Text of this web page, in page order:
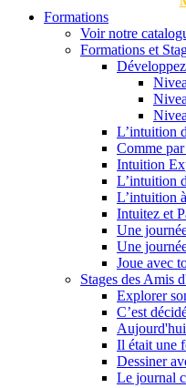
Formations
Voir notre
Formations et
L’intuition
Comme
Intuition
L’intuition
L’intuition
Intuitez et
Une
Une
Joue avec
Stages des Amis
Explorer
C’est
Il était une
Dessiner
Le journal